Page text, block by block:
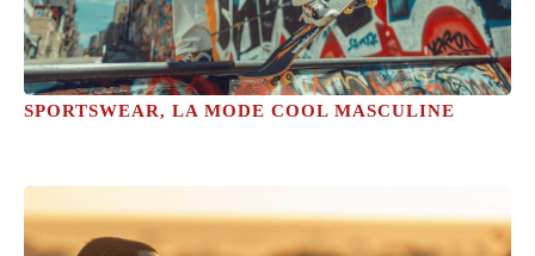
SPORTSWEAR, LA MODE COOL MASCULINE